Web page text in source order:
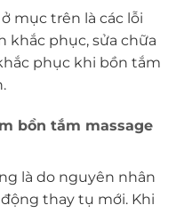
mục trên là các lỗi
khắc phục, sửa chữa
phục khi bồn tắm
bồn tắm massage
là do nguyên nhân
thay tụ mới. Khi